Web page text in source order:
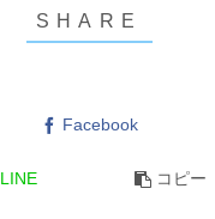
Facebook
LINE コピー